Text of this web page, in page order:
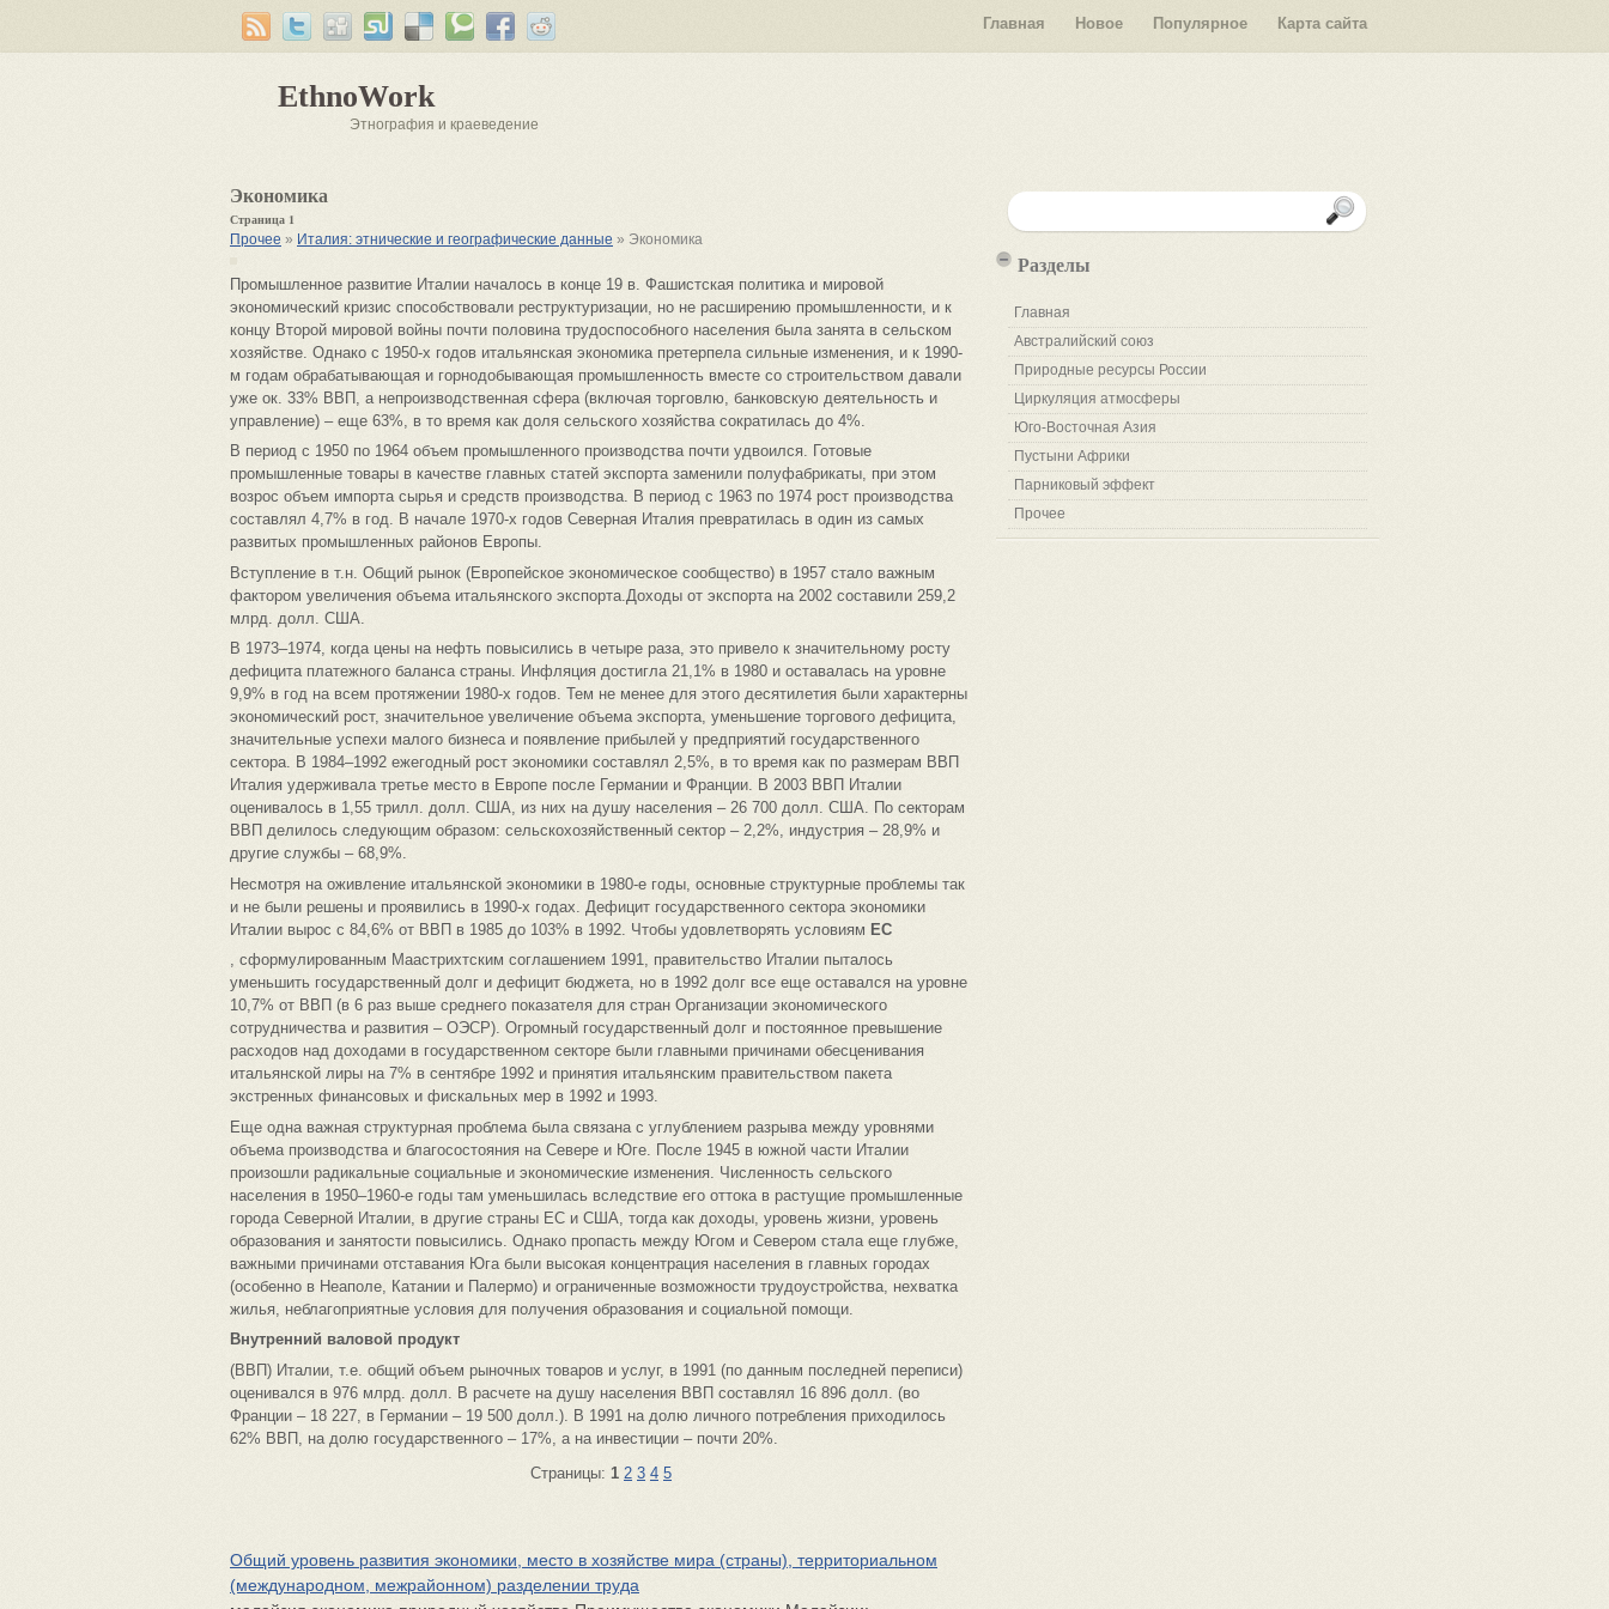
EthnoWork
Этнография и краеведение
Главная Новое Популярное Карта сайта
Экономика
Страница 1
Прочее » Италия: этнические и географические данные » Экономика
Промышленное развитие Италии началось в конце 19 в. Фашистская политика и мировой
экономический кризис способствовали реструктуризации, но не расширению промышленности, и к
концу Второй мировой войны почти половина трудоспособного населения была занята в сельском
хозяйстве. Однако с 1950-х годов итальянская экономика претерпела сильные изменения, и к 1990-
м годам обрабатывающая и горнодобывающая промышленность вместе со строительством давали
уже ок. 33% ВВП, а непроизводственная сфера (включая торговлю, банковскую деятельность и
управление) – еще 63%, в то время как доля сельского хозяйства сократилась до 4%.
В период с 1950 по 1964 объем промышленного производства почти удвоился. Готовые
промышленные товары в качестве главных статей экспорта заменили полуфабрикаты, при этом
возрос объем импорта сырья и средств производства. В период с 1963 по 1974 рост производства
составлял 4,7% в год. В начале 1970-х годов Северная Италия превратилась в один из самых
развитых промышленных районов Европы.
Вступление в т.н. Общий рынок (Европейское экономическое сообщество) в 1957 стало важным
фактором увеличения объема итальянского экспорта.Доходы от экспорта на 2002 составили 259,2
млрд. долл. США.
В 1973–1974, когда цены на нефть повысились в четыре раза, это привело к значительному росту
дефицита платежного баланса страны. Инфляция достигла 21,1% в 1980 и оставалась на уровне
9,9% в год на всем протяжении 1980-х годов. Тем не менее для этого десятилетия были характерны
экономический рост, значительное увеличение объема экспорта, уменьшение торгового дефицита,
значительные успехи малого бизнеса и появление прибылей у предприятий государственного
сектора. В 1984–1992 ежегодный рост экономики составлял 2,5%, в то время как по размерам ВВП
Италия удерживала третье место в Европе после Германии и Франции. В 2003 ВВП Италии
оценивалось в 1,55 трилл. долл. США, из них на душу населения – 26 700 долл. США. По секторам
ВВП делилось следующим образом: сельскохозяйственный сектор – 2,2%, индустрия – 28,9% и
другие службы – 68,9%.
Несмотря на оживление итальянской экономики в 1980-е годы, основные структурные проблемы так
и не были решены и проявились в 1990-х годах. Дефицит государственного сектора экономики
Италии вырос с 84,6% от ВВП в 1985 до 103% в 1992. Чтобы удовлетворять условиям ЕС
, сформулированным Маастрихтским соглашением 1991, правительство Италии пыталось
уменьшить государственный долг и дефицит бюджета, но в 1992 долг все еще оставался на уровне
10,7% от ВВП (в 6 раз выше среднего показателя для стран Организации экономического
сотрудничества и развития – ОЭСР). Огромный государственный долг и постоянное превышение
расходов над доходами в государственном секторе были главными причинами обесценивания
итальянской лиры на 7% в сентябре 1992 и принятия итальянским правительством пакета
экстренных финансовых и фискальных мер в 1992 и 1993.
Еще одна важная структурная проблема была связана с углублением разрыва между уровнями
объема производства и благосостояния на Севере и Юге. После 1945 в южной части Италии
произошли радикальные социальные и экономические изменения. Численность сельского
населения в 1950–1960-е годы там уменьшилась вследствие его оттока в растущие промышленные
города Северной Италии, в другие страны ЕС и США, тогда как доходы, уровень жизни, уровень
образования и занятости повысились. Однако пропасть между Югом и Севером стала еще глубже,
важными причинами отставания Юга были высокая концентрация населения в главных городах
(особенно в Неаполе, Катании и Палермо) и ограниченные возможности трудоустройства, нехватка
жилья, неблагоприятные условия для получения образования и социальной помощи.
Внутренний валовой продукт
(ВВП) Италии, т.е. общий объем рыночных товаров и услуг, в 1991 (по данным последней переписи)
оценивался в 976 млрд. долл. В расчете на душу населения ВВП составлял 16 896 долл. (во
Франции – 18 227, в Германии – 19 500 долл.). В 1991 на долю личного потребления приходилось
62% ВВП, на долю государственного – 17%, а на инвестиции – почти 20%.
Страницы: 1 2 3 4 5
Общий уровень развития экономики, место в хозяйстве мира (страны), территориальном
(международном, межрайонном) разделении труда
Разделы
Главная
Австралийский союз
Природные ресурсы России
Циркуляция атмосферы
Юго-Восточная Азия
Пустыни Африки
Парниковый эффект
Прочее